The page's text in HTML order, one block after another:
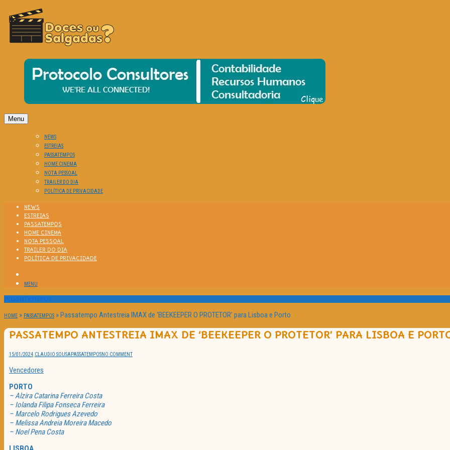
DOCES OU SALGADAS?
O Cinema? Uma Paixão!!
Menu
NEWS
ESTREIAS
PASSATEMPOS
HOME CINEMA
NOTA PESSOAL
TRAILER DO DIA
POLÍTICA DE PRIVACIDADE
NEWS
ESTREIAS
PASSATEMPOS
HOME CINEMA
NOTA PESSOAL
TRAILER DO DIA
POLÍTICA DE PRIVACIDADE
MENU
Passatempos
HOME » PASSATEMPOS »Passatempo Antestreia IMAX de ‘BEEKEEPER O PROTETOR’ para Lisboa e Porto
PASSATEMPO ANTESTREIA IMAX DE ‘BEEKEEPER O PROTETOR’ PARA LISBOA E
15/01/2024 CLAUDIO SOUSAPASSATEMPOSNO COMMENT
Vencedores
PORTO
– Alzira Catarina Ferreira Costa
– Iolanda Filipa Fonseca Ferreira
– Marcelo Rodrigues Azevedo
– Melissa Andreia Moreira Macedo
– Noel Pena Costa